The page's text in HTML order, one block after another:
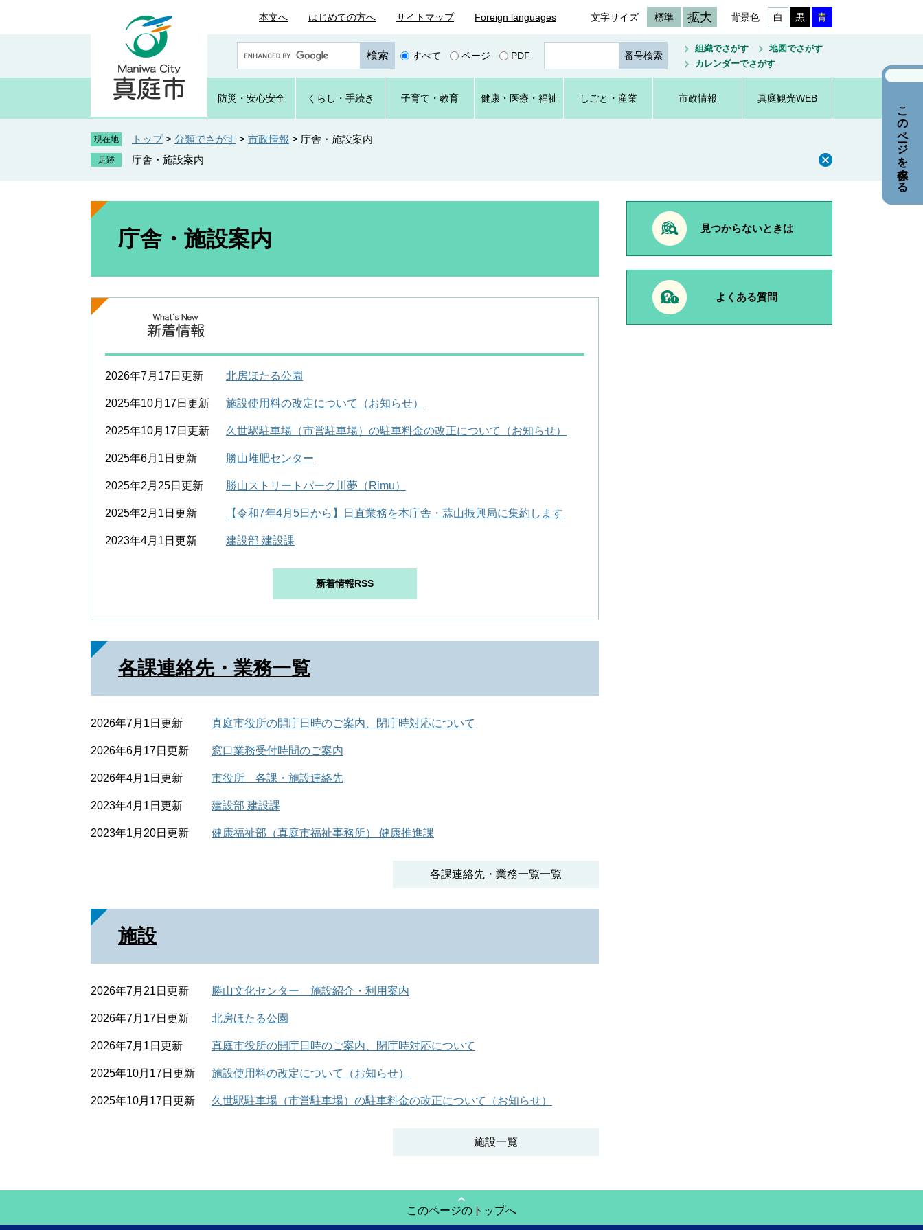
本文へ はじめての方へ サイトマップ Foreign languages 文字サイズ 標準 拡大 背景色 白 黒 青
o
e
カ
すべて ページ PDF
ジ
番
号
を
組織でさがす
地図でさがす
カレンダーでさがす
防災・ 安心安全 くらし ・手続き 子育て ・教育 健康・ 医療・ 福祉 しごと ・産業 市政情報 真庭観光WEB
現在地 トップ > 分類でさがす > 市政情報 > 庁舎・施設案内
庁舎・施設案内
本
庁舎・施設案内
2026年7月17日更新 北房ほたる公園
2025年10月17日更新 施設使用料の改定について（お知らせ）
2025年10月17日更新 久世駅駐車場（市営駐車場）の駐車料金の改正について（お知らせ）
2025年6月1日更新 勝山堆肥センター
2025年2月25日更新 勝山ストリートパーク川夢（Rimu）
2025年2月1日更新 【令和7年4月5日から】日直業務を本庁舎・蒜山振興局に集約します
2023年4月1日更新 建設部 建設課
新着情報RSS
各課連絡先・業務一覧
2026年7月1日更新 真庭市役所の開庁日時のご案内、閉庁時対応について
2026年6月17日更新 窓口業務受付時間のご案内
2026年4月1日更新 市役所 各課・施設連絡先
2023年4月1日更新 建設部 建設課
2023年1月20日更新 健康福祉部（真庭市福祉事務所） 健康推進課
各課連絡先・業務一覧一覧
施設
2026年7月21日更新 勝山文化センター 施設紹介・利用案内
2026年7月17日更新 北房ほたる公園
2026年7月1日更新 真庭市役所の開庁日時のご案内、閉庁時対応について
2025年10月17日更新 施設使用料の改定について（お知らせ）
2025年10月17日更新 久世駅駐車場（市営駐車場）の駐車料金の改正について（お知らせ）
施設一覧
見つからないときは
よくある質問
このページのトップへ
このページを保存する